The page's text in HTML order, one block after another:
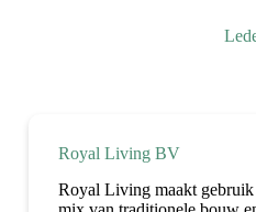
Royal Living BV
Royal Living maakt gebruik